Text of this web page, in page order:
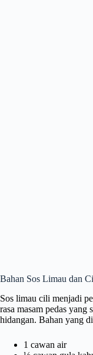
Bahan Sos Limau dan
Sos limau cili menjadi
rasa masam pedas yang
hidangan. Bahan yang
1 cawan air